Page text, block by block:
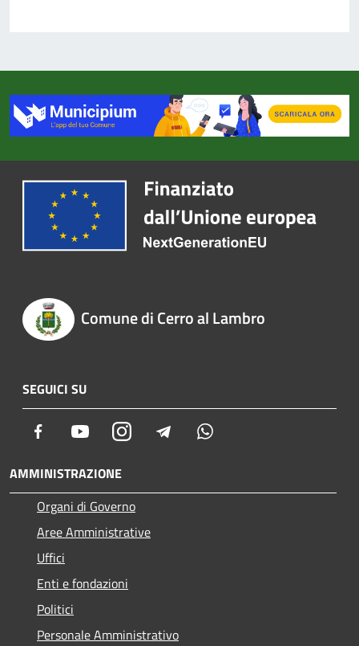
Comune di Cerro al Lambro
SEGUICI SU
Facebook YoutubeInstagram Telegram
AMMINISTRAZIONE
Organi di Governo
Aree Amministrative
Uffici
Enti e fondazioni
Politici
Personale Amministrativo